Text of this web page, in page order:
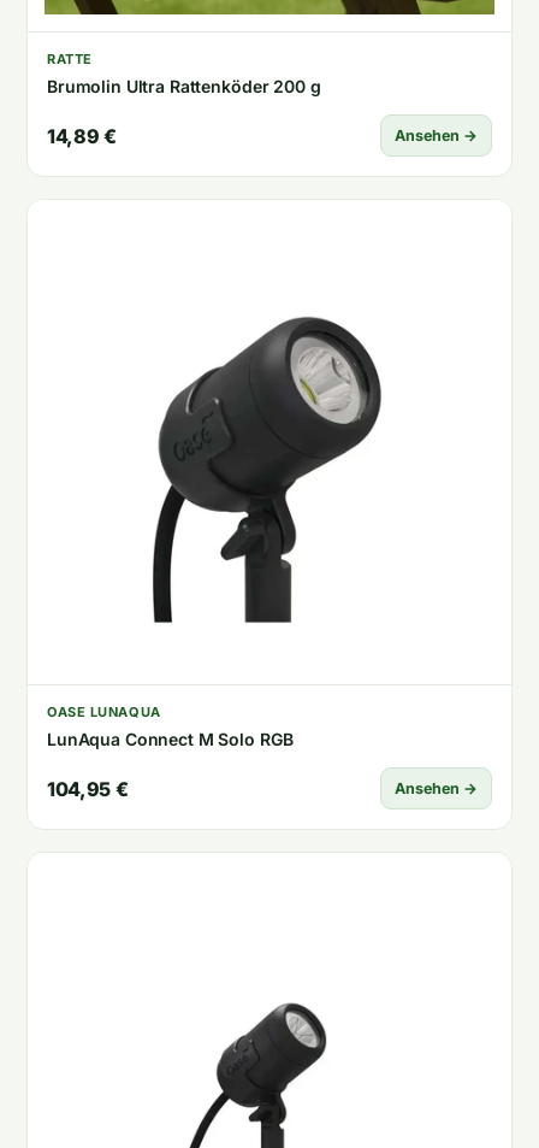
RATTE
Brumolin Ultra Rattenköder 200 g
14,89 € Ansehen →
OASE LUNAQUA
LunAqua Connect M Solo RGB
104,95 € Ansehen →